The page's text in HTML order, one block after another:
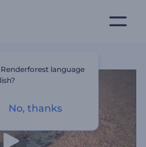
language
No, thanks